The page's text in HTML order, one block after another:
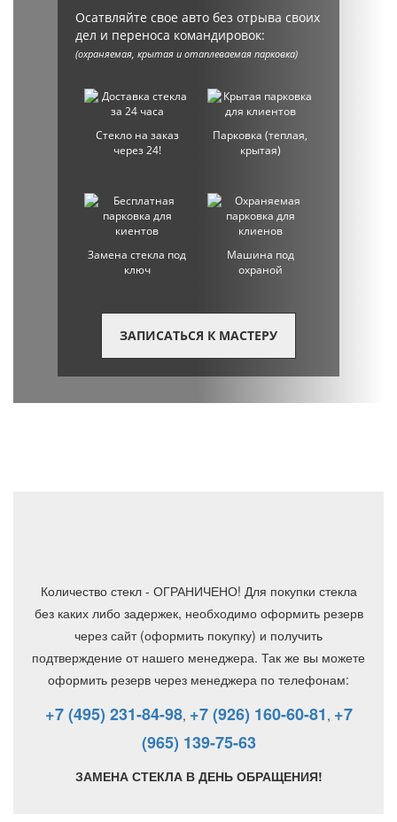
Осатвляйте свое авто без отрыва своих
дел и переноса командировок:
(охраняемая, крытая и отаплеваемая парковка)
Стекло на заказ
через 24!
Парковка (теплая,
крытая)
Замена стекла под
ключ
Машина под
охраной
ЗАПИСАТЬСЯ К МАСТЕРУ
Количество стекл - ОГРАНИЧЕНО! Для покупки стекла
без каких либо задержек, необходимо оформить резерв
через сайт (оформить покупку) и получить
подтверждение от нашего менеджера. Так же вы можете
оформить резерв через менеджера по телефонам:
+7 (495) 231-84-98, +7 (926) 160-60-81 , +7
(965) 139-75-63
ЗАМЕНА СТЕКЛА В ДЕНЬ ОБРАЩЕНИЯ!